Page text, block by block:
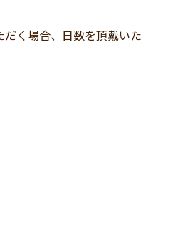
く場合、日数を頂戴いた